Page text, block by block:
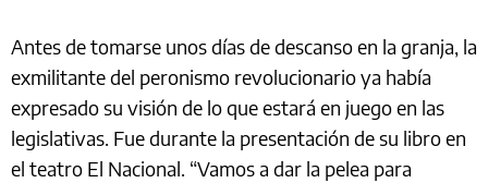
Antes de tomarse unos días de descanso en la granja, la
exmilitante del peronismo revolucionario ya había
expresado su visión de lo que estará en juego en las
legislativas. Fue durante la presentación de su libro en
el teatro El Nacional. “Vamos a dar la pelea para